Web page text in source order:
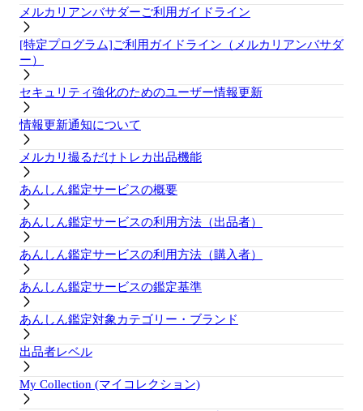
メルカリアンバサダーご利用ガイドライン
[特定プログラム]ご利用ガイドライン（メルカリアンバサダ
ー）
セキュリティ強化のためのユーザー情報更新
情報更新通知について
メルカリ撮るだけトレカ出品機能
あんしん鑑定サービスの概要
あんしん鑑定サービスの利用方法（出品者）
あんしん鑑定サービスの利用方法（購入者）
あんしん鑑定サービスの鑑定基準
あんしん鑑定対象カテゴリー・ブランド
出品者レベル
My Collection (マイコレクション)